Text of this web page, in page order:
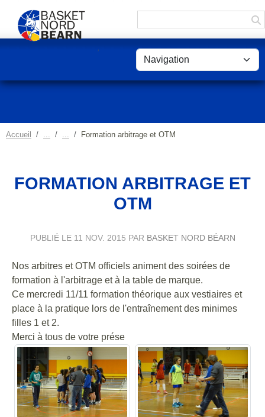
Accueil Formation arbitrage et OTM
FORMATION ARBITRAGE ET
OTM
PUBLIÉ LE 11 NOV. 2015 PAR BASKET NORD BÉARN
Nos arbitres et OTM officiels animent des soirées de
formation à l'arbitrage et à la table de marque.
Ce mercredi 11/11 formation théorique aux vestiaires et
place à la pratique lors de l'entraînement des minimes
filles 1 et 2.
Merci à tous de votre prése